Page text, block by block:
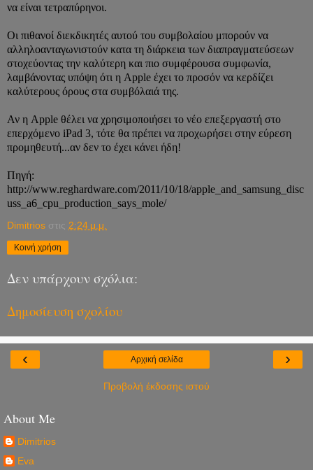
να είναι τετραπύρηνοι.
Οι πιθανοί διεκδικητές αυτού του συμβολαίου μπορούν να
αλληλοανταγωνιστούν κατα τη διάρκεια των διαπραγματεύσεων
στοχεύοντας την καλύτερη και πιο συμφέρουσα συμφωνία,
λαμβάνοντας υπόψη ότι η Apple έχει το προσόν να κερδίζει
καλύτερους όρους στα συμβόλαιά της.
Αν η Apple θέλει να χρησιμοποιήσει το νέο επεξεργαστή στο
επερχόμενο iPad 3, τότε θα πρέπει να προχωρήσει στην εύρεση
προμηθευτή...αν δεν το έχει κάνει ήδη!
Πηγή:
http://www.reghardware.com/2011/10/18/apple_and_samsung_disc
uss_a6_cpu_production_says_mole/
Dimitrios στις 2:24 μ.μ.
Κοινή χρήση
Δεν υπάρχουν σχόλια:
Δημοσίευση σχολίου
‹ ›
Αρχική σελίδα
Προβολή έκδοσης ιστού
About Me
Dimitrios
Eva